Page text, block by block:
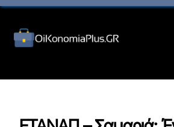
Skip
content